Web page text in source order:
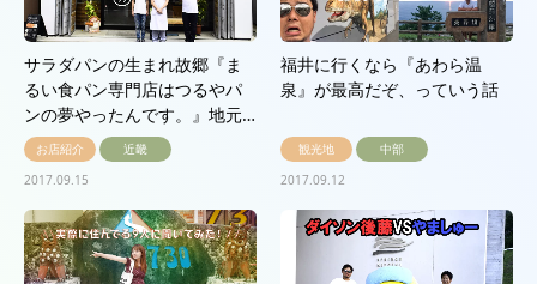
サラダパンの生まれ故郷『ま
るい食パン専門店はつるやパ
ンの夢やったんです。』地元…
お店紹介
近畿
2017.09.15
福井に行くなら『あわら温
泉』が最高だぞ、っていう話
観光地
中部
2017.09.12